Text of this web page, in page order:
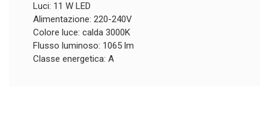
Luci: 11 W LED
Alimentazione: 220-240V
Colore luce: calda 3000K
Flusso luminoso: 1065 lm
Classe energetica: A